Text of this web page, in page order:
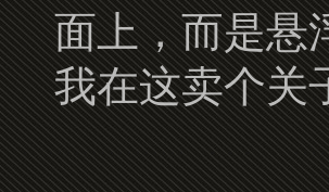
面上，而是悬
我在这卖个关